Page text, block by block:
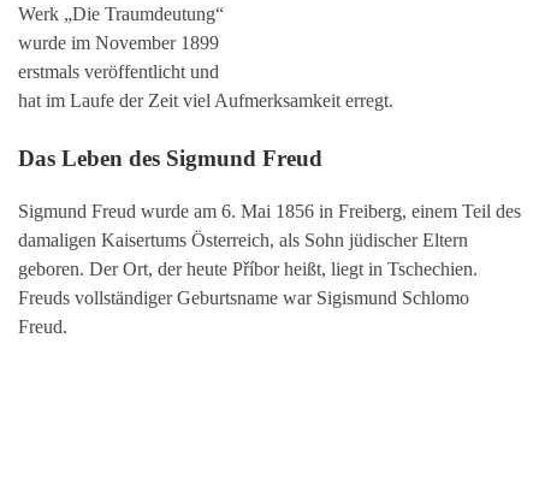
Werk „Die Traumdeutung“
wurde im November 1899
erstmals veröffentlicht und
hat im Laufe der Zeit viel Aufmerksamkeit erregt.
Das Leben des Sigmund Freud
Sigmund Freud wurde am 6. Mai 1856 in Freiberg, einem Teil des
damaligen Kaisertums Österreich, als Sohn jüdischer Eltern
geboren. Der Ort, der heute Příbor heißt, liegt in Tschechien.
Freuds vollständiger Geburtsname war Sigismund Schlomo
Freud.